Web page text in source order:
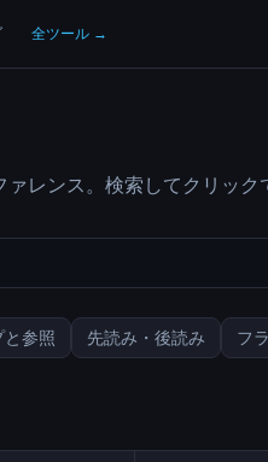
全ツール →
レンス。検索してクリック
と参照 先読み・後読み フ